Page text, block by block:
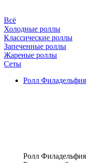
Всё
Холодные роллы
Классические роллы
Запеченные роллы
Жареные роллы
Сеты
Ролл Филадельфия
Ролл Филадельфия